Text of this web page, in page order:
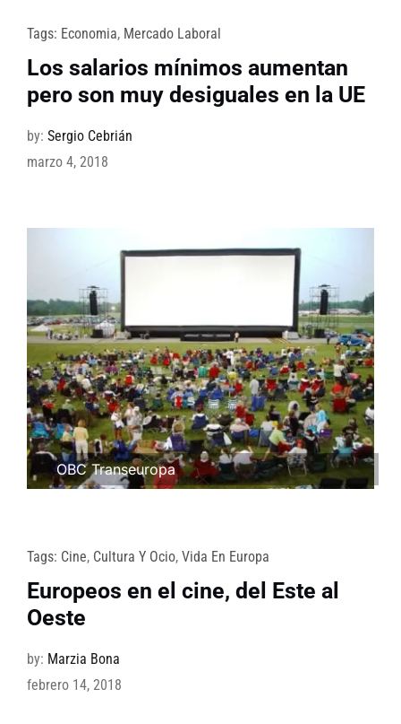
Tags: Economia, Mercado Laboral
Los salarios mínimos aumentan
pero son muy desiguales en la UE
by: Sergio Cebrián
marzo 4, 2018
OBC Transeuropa
Tags: Cine, Cultura Y Ocio, Vida En Europa
Europeos en el cine, del Este al
Oeste
by: Marzia Bona
febrero 14, 2018